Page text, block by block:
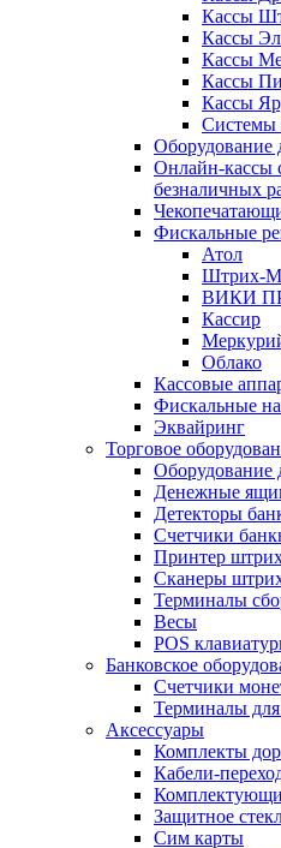
Кассы
Кассы
Кассы
Кассы
Кассы
Системы
Онлайн-кассы
безналичных
Фискальные
Атол
Штрих-М
ВИКИ
Кассир
Облако
Кассовые
Фискальные
Эквайринг
Торговое
Оборудование
Денежные
Детекторы
Счетчики
Принтер
Сканеры
Терминалы
Весы
POS
Банковское
Счетчики
Терминалы
Аксессуары
Комплекты
Кабели-
Защитное
Сим карты